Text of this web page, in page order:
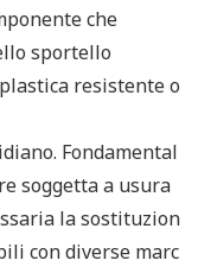
che
sportello
resistente o
Fondamental
soggetta a usura
la sostituzion
con diverse marc